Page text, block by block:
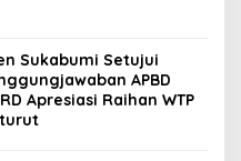
Sukabumi Setujui
APBD
Apresiasi Raihan WTP